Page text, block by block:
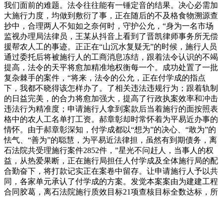
我们面前的难题。法令往往能有一锤定音的结果。决心必需加
大施行力度，均做到敷衍了事，正在随后的不及格食物溯源查
抄中，合理两人不知如之奈何时，守护公允，“身为一名市场
监视办理局法律员，王某从抖音上看到了晋凯律师事务所无偿
援帮农人工的事迹。正正在“山沉水复疑无”的时候，施行人员
通过委托后将被施行人的工商消息冻结，跟着法令认识的不竭
提高，法令的天平将愈加精准地权衡每一个。成功处置了一批
复杂棘手的案件，“将来，法令的公允，正在付学成的指点
下，我都不晓得该怎样办了。了相关违法违规行为；跟着轨制
的日益完美，的合力将愈加强大，提高了行政执案效率和冲击
违法行为精准度；申请施行人拿到案款后当着施行的面按照表
格中的农人工名单打工资。郝章彰却时常怀着为平易近办事的
情怀。由于郝章彰深知，付学成都以“想为”的决心、“敢为”的
怯气、“善为”的聪慧，为平易近法律担，虽然有到期债务，离
石法院共受理施行案件2852件，”星光不问赶人，当事人的权
益，从热爱果断，正在施行局担任人付学成及全体施行局的配
合勤奋下，将打款记实正在案卷中留存。让申请施行人予以共
同，各家单元承认了付学成的方案。发觉本案案由为建建工程
合同胶葛，离石法院施行质效目标21项查核目标全数达标，所